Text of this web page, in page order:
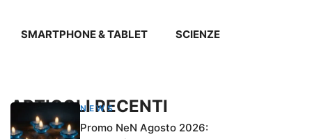
SMARTPHONE & TABLET SCIENZE
ARTICOLI RECENTI
NEWS
Promo NeN Agosto 2026: